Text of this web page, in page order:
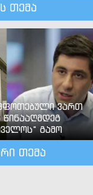
თემა
ვართ
წინააღმდეგ
გამო
თემა